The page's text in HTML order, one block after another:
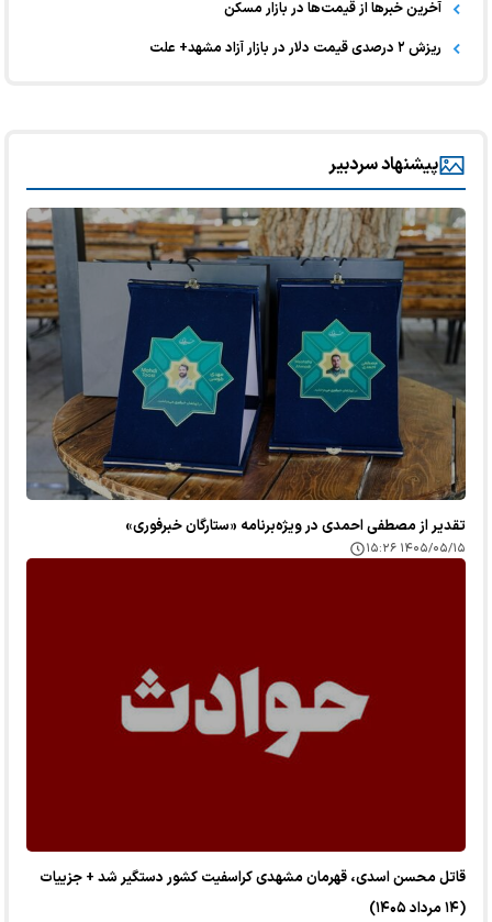
آخرین خبر‌ها از قیمت‌ها در بازار مسکن
ریزش ۲ درصدی قیمت دلار در بازار آزاد مشهد+ علت
پیشنهاد سردبیر
تقدیر از مصطفی احمدی در ویژه‌برنامه «ستارگان خبرفوری»
۱۴۰۵/۰۵/۱۵ ۱۵:۲۶
قاتل محسن اسدی، قهرمان مشهدی کراسفیت کشور دستگیر شد + جزییات
(۱۴ مرداد ۱۴۰۵)